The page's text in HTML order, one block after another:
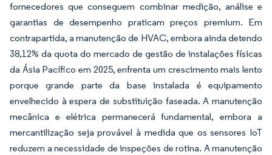
fornecedores que conseguem combinar medição, análise e
garantias de desempenho praticam preços premium. Em
contrapartida, a manutenção de HVAC, embora ainda detendo
38,12% da quota do mercado de gestão de instalações físicas
da Ásia Pacífico em 2025, enfrenta um crescimento mais lento
porque grande parte da base instalada é equipamento
envelhecido à espera de substituição faseada. A manutenção
mecânica e elétrica permanecerá fundamental, embora a
mercantilização seja provável à medida que os sensores IoT
reduzem a necessidade de inspeções de rotina. A manutenção